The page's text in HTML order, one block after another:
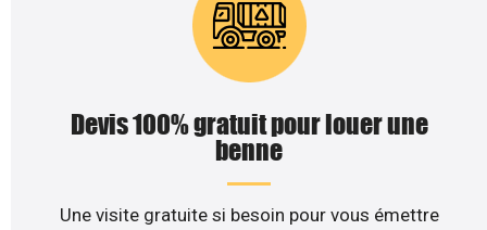
Devis 100% gratuit pour louer une
benne
Une visite gratuite si besoin pour vous émettre